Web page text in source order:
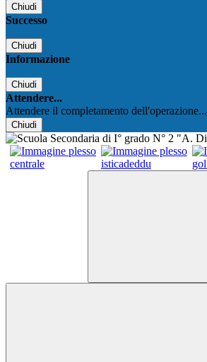
Chiudi
Successo
Chiudi
Informazione
Chiudi
Attendere...
Attendere il completamento dell'operazione...
Chiudi